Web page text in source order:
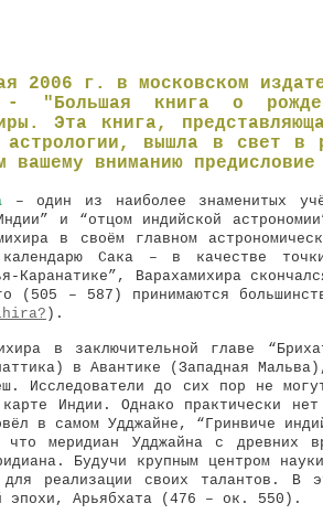
2006 г. в московском
- "Большая книга о
Эта книга,
астрологии, вышла в свет
вашему вниманию
– один из наиболее знаменитых
и “отцом индийской
в своём главном
Сака – в качестве
Каранатике”, Варахамихира
(505 – 587) принимаются
).
в заключительной главе
в Авантике (Западная
Исследователи до сих пор не
карте Индии. Однако практически
в самом Удджайне, “Гринвиче
меридиан Удджайна с древних
Будучи крупным центром
для реализации своих талантов. В
эпохи, Арьябхата (476 – ок. 550).